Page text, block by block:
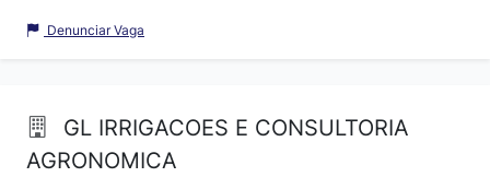
Denunciar Vaga
GL IRRIGACOES E CONSULTORIA
AGRONOMICA